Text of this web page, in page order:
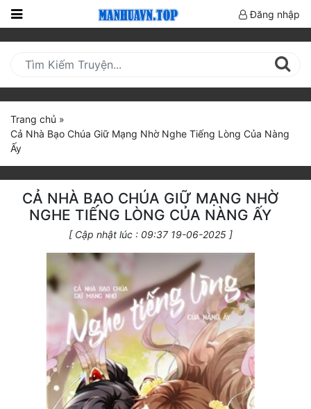
Nhật
(current)
BXH
Thể Loại
Truyện Mới Ra
Hoàn Thành
Huyền Huyễn
Đăng nhập
Trang chủ »
Cả Nhà Bạo Chúa Giữ Mạng Nhờ Nghe Tiếng Lòng Của Nàng
Ấy
CẢ NHÀ BẠO CHÚA GIỮ MẠNG NHỜ
NGHE TIẾNG LÒNG CỦA NÀNG ẤY
[ Cập nhật lúc : 09:37 19-06-2025 ]